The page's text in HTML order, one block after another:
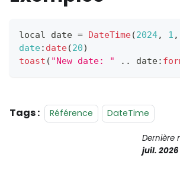
local date = DateTime(2024, 1 ,
date: date(20)
toast ( "New date: " . . date:
Tags : Référence DateTime
Dernière
juil. 2026